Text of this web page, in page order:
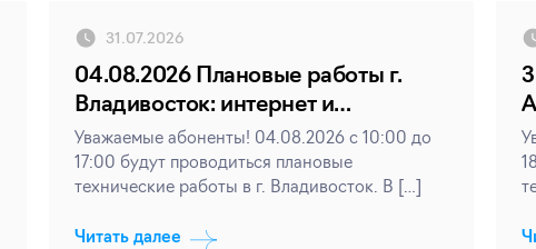
31.07.2026
04.08.2026 Плановые работы г.
Владивосток: интернет и
телевидение
Уважаемые абоненты! 04.08.2026 с 10:00 до
17:00 будут проводиться плановые
технические работы в г. Владивосток. В […]
Читать далее